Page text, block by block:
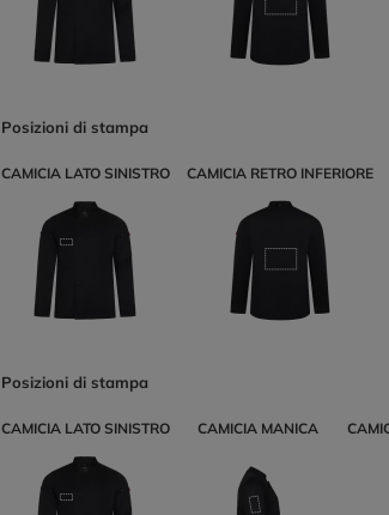
Posizioni di stampa
CAMICIA LATO SINISTRO CAMICIA RETRO INFERIORE
Posizioni di stampa
CAMICIA LATO SINISTRO CAMICIA MANICA